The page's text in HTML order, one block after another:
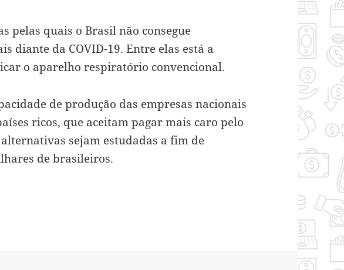
pelas quais o Brasil não consegue
diante da COVID-19. Entre elas está a
o aparelho respiratório convencional.
de produção das empresas nacionais
ricos, que aceitam pagar mais caro pelo
sejam estudadas a fim de
de brasileiros.